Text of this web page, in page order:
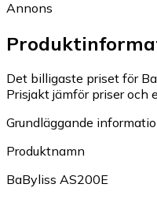
Annons
Det billigaste priset för
Prisjakt jämför priser och
Grundläggande
Produktnamn
BaByliss AS200E